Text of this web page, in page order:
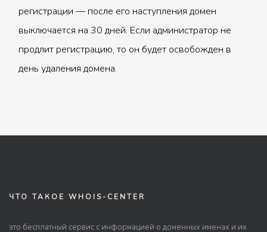
регистрации — после его наступления домен
выключается на 30 дней. Если администратор не
продлит регистрацию, то он будет освобожден в
день удаления домена.
ЧТО ТАКОЕ WHOIS-CENTER
это бесплатный сервис с информацией о доменных именах и их